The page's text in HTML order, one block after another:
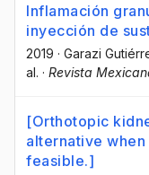
Inflamación
inyección de
2019 · Garazi
al. · Revista
[Orthotopic
alternative
feasible.]